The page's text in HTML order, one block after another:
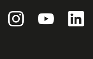
Instagram